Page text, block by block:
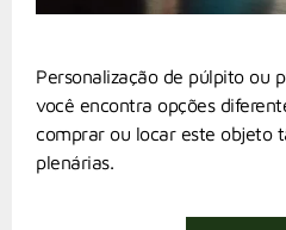
Personalização de púlpito ou
você encontra opções
comprar ou locar este objeto
plenárias.